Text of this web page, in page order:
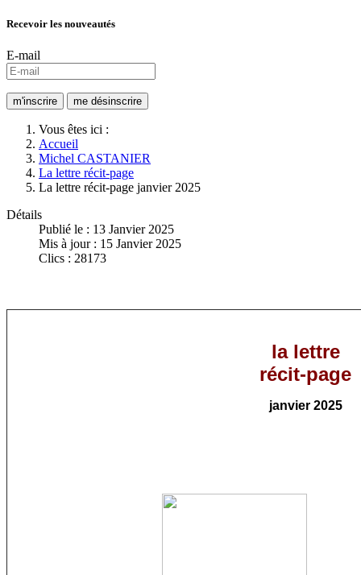
Recevoir les nouveautés
E-mail
Vous êtes ici :
Accueil
Michel CASTANIER
La lettre récit-page
La lettre récit-page janvier 2025
Détails
Publié le : 13 Janvier 2025
Mis à jour : 15 Janvier 2025
Clics : 28173
la lettre
récit-page
janvier 2025